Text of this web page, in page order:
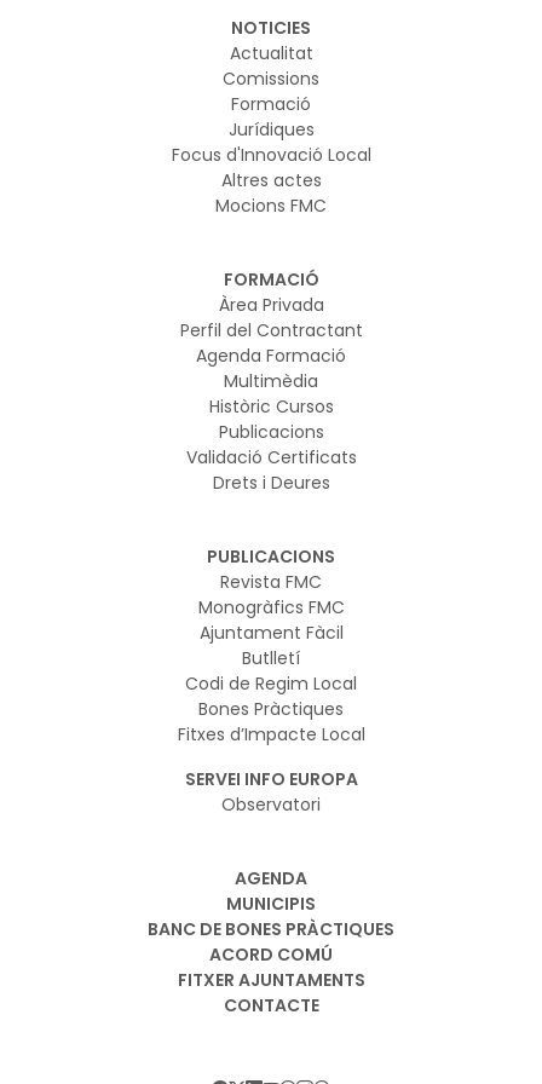
NOTICIES
Actualitat
Comissions
Formació
Jurídiques
Focus d'Innovació Local
Altres actes
Mocions FMC
FORMACIÓ
Àrea Privada
Perfil del Contractant
Agenda Formació
Multimèdia
Històric Cursos
Publicacions
Validació Certificats
Drets i Deures
PUBLICACIONS
Revista FMC
Monogràfics FMC
Ajuntament Fàcil
Butlletí
Codi de Regim Local
Bones Pràctiques
Fitxes d’Impacte Local
SERVEI INFO EUROPA
Observatori
AGENDA
MUNICIPIS
BANC DE BONES PRÀCTIQUES
ACORD COMÚ
FITXER AJUNTAMENTS
CONTACTE